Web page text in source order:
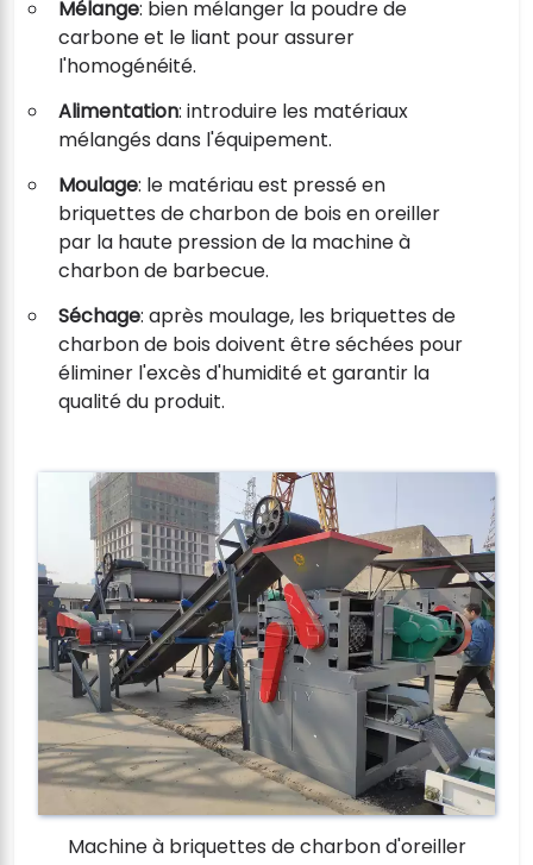
Mélange: bien mélanger la poudre de
carbone et le liant pour assurer
l'homogénéité.
Alimentation: introduire les matériaux
mélangés dans l'équipement.
Moulage: le matériau est pressé en
briquettes de charbon de bois en oreiller
par la haute pression de la machine à
charbon de barbecue.
Séchage: après moulage, les briquettes de
charbon de bois doivent être séchées pour
éliminer l'excès d'humidité et garantir la
qualité du produit.
Machine à briquettes de charbon d'oreiller